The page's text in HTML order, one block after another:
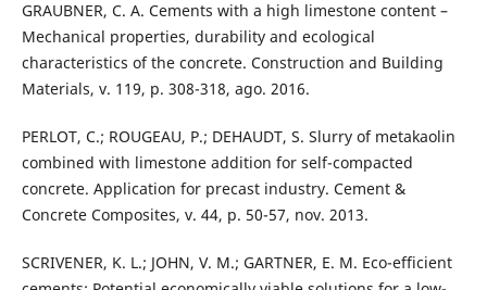
GRAUBNER, C. A. Cements with a high limestone content –
Mechanical properties, durability and ecological
characteristics of the concrete. Construction and Building
Materials, v. 119, p. 308-318, ago. 2016.
PERLOT, C.; ROUGEAU, P.; DEHAUDT, S. Slurry of metakaolin
combined with limestone addition for self-compacted
concrete. Application for precast industry. Cement &
Concrete Composites, v. 44, p. 50-57, nov. 2013.
SCRIVENER, K. L.; JOHN, V. M.; GARTNER, E. M. Eco-efficient